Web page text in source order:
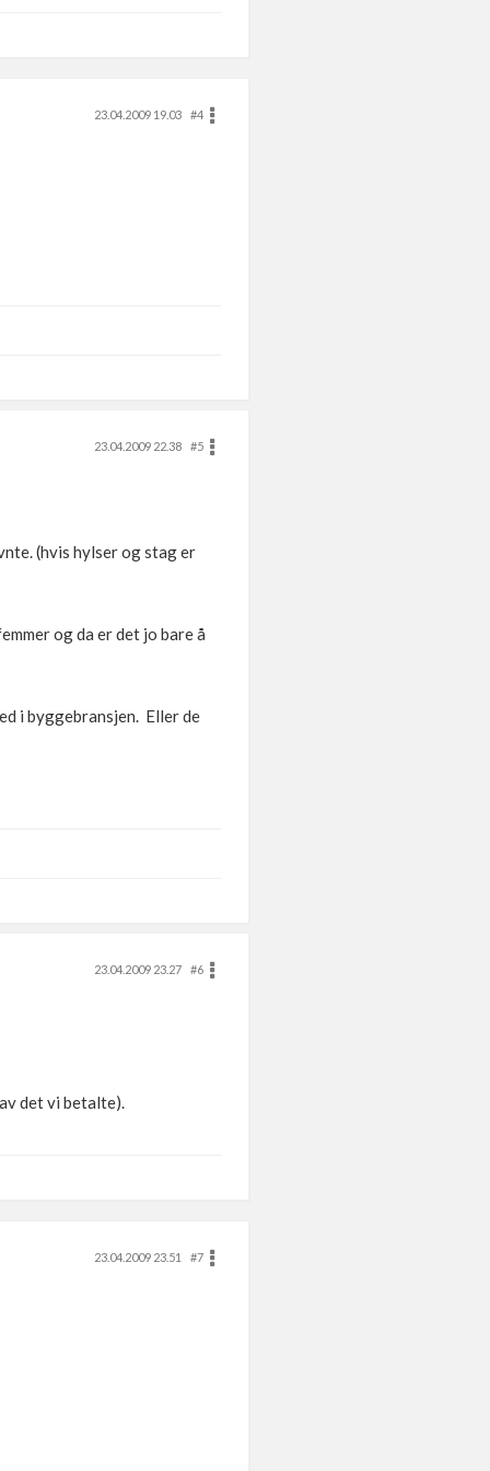
23.04.2009 19.03
#4
23.04.2009 22.38
#5
(hvis hylser og stag er
og da er det jo bare å
i byggebransjen. Eller de
23.04.2009 23.27
#6
det vi betalte).
23.04.2009 23.51
#7